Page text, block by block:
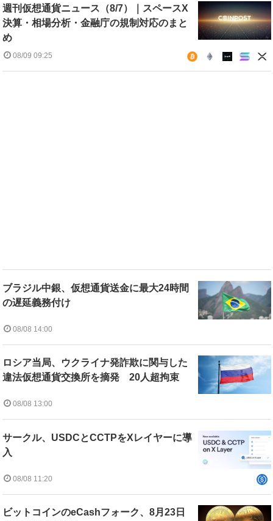
週刊仮想通貨ニュース（8/7）｜スペースX
決算・相場分析・金融庁の規制対応のまと
め
08/09 09:25
ブラジル中銀、仮想通貨送金に最大24時間
の遅延義務付け
08/08 14:00
ロシア当局、ウクライナ発詐欺に関与した
違法仮想通貨交換所を摘発 20人超拘束
08/08 13:00
サークル、USDCとCCTPをXレイヤーに導
入
08/08 11:20
ビットコインのeCashフォーク、8月23日